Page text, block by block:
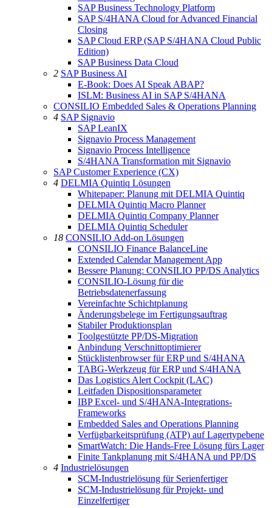
SAP Business Technology Platform
SAP S/4HANA Cloud for Advanced Financial
Closing
SAP Cloud ERP (SAP S/4HANA Cloud Public
Edition)
SAP Business Data Cloud
2 SAP Business AI
E-Book: Does AI Speak ABAP?
ISLM: Business AI in SAP S/4HANA
CONSILIO Embedded Sales & Operations Planning
4 SAP Signavio
SAP LeanIX
Signavio Process Management
Signavio Process Intelligence
S/4HANA Transformation mit Signavio
SAP Customer Experience (CX)
4 DELMIA Quintiq Lösungen
Whitepaper: Planung mit DELMIA Quintiq
DELMIA Quintiq Macro Planner
DELMIA Quintiq Company Planner
DELMIA Quintiq Scheduler
18 CONSILIO Add-on Lösungen
CONSILIO Finance BalanceLine
Extended Calendar Management App
Bessere Planung: CONSILIO PP/DS Analytics
CONSILIO-Lösung für die
Betriebsdatenerfassung
Vereinfachte Schichtplanung
Änderungsbelege im Fertigungsauftrag
Stabiler Produktionsplan
Toolgestützte PP/DS-Migration
Anbindung Verschnittoptimierer
Stücklistenbrowser für ERP und S/4HANA
TABG-Werkzeug für ERP und S/4HANA
Das Logistics Alert Cockpit (LAC)
Leitfaden Dispositionsparameter
IBP Excel- und S/4HANA-Integrations-
Frameworks
Embedded Sales and Operations Planning
Verfügbarkeitsprüfung (ATP) auf Lagertypebene
SmartWatch: Die Hands-Free Lösung fürs Lager
Finite Tankplanung mit S/4HANA und PP/DS
4 Industrielösungen
SCM-Industrielösung für Serienfertiger
SCM-Industrielösung für Projekt- und
Einzelfertiger